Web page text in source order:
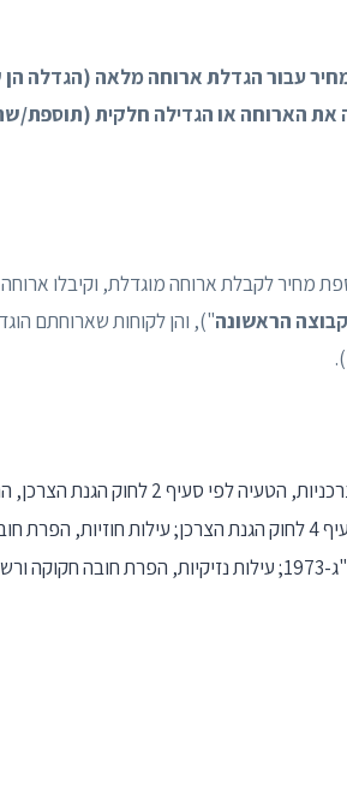
עבור הגדלת ארוחה מלאה (הגדלה הן
הארוחה או הגדילה חלקית (תוספת/
מחיר לקבלת ארוחה מוגדלת, וקיבלו ארוחה
הראשונה"), והן לקוחות שארוחתם
הגנת הצרכן, התשמ"א-1981 (להלן: "
וסעיף 39 לחוק החוזים (חלק כללי), התשל"ג-1973; עילות נזיקיות,